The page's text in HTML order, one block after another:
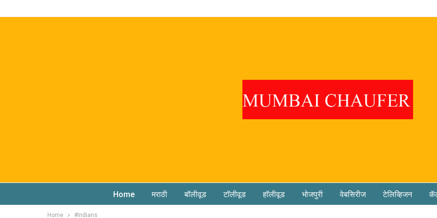
Home मराठी बॉलीवूड टॉलीवूड हॉलीवूड भोजपुरी वेबसिरीज टेलिव्हिजन
Home #Indians